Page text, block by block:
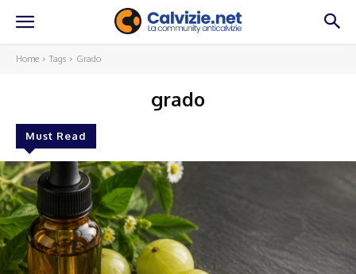
Home Tags Grado
grado
Must Read